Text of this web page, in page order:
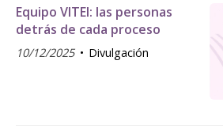
Equipo VITEI: las personas
detrás de cada proceso
10/12/2025 Divulgación